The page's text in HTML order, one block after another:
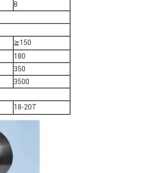
8
≧150
180
350
3500
18-20T